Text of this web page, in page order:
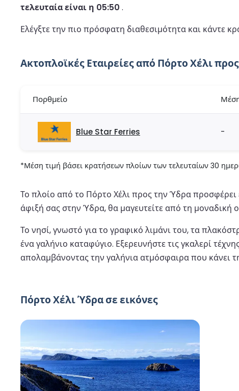
τελευταία είναι η 05:50 .
Ελέγξτε την πιο πρόσφατη διαθεσιμότητα και κάντε
Ακτοπλοϊκές Εταιρείες από Πόρτο Χέλι
Πορθμείο
Blue Star Ferries -
*Μέση τιμή βάσει κρατήσεων πλοίων των τελευταίων 30
Το πλοίο από το Πόρτο Χέλι προς την Ύδρα
άφιξή σας στην Ύδρα, θα μαγευτείτε από τη μοναδική
Το νησί, γνωστό για το γραφικό λιμάνι του, τα
ένα γαλήνιο καταφύγιο. Εξερευνήστε τις γκαλερί
απολαμβάνοντας την γαλήνια ατμόσφαιρα που κάνει
Πόρτο Χέλι Ύδρα σε εικόνες